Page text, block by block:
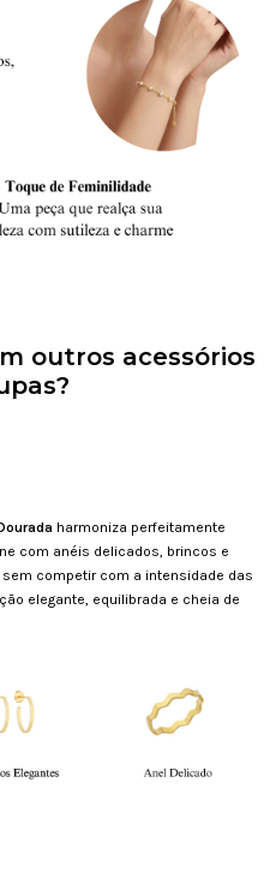
outros acessórios
harmoniza perfeitamente
com anéis delicados, brincos e
competir com a intensidade das
elegante, equilibrada e cheia de